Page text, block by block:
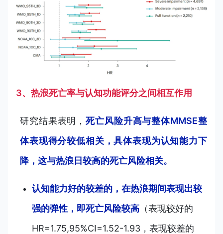
3、热浪死亡率与认知功能评分之间相互作用
研究结果表明，死亡风险升高与整体MMSE整
体表现得分较低相关，具体表现为认知能力下
降，这与热浪日较高的死亡风险相关。
认知能力好的较差的，在热浪期间表现出较
强的弹性，即死亡风险较高 （表现较好的
HR=1.75,95%CI=1.52-1.93，表现较差的